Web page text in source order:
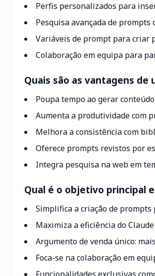
Perfis personalizados para
Pesquisa avançada de
Variáveis de prompt para criar
Colaboração em equipa para
Quais são as vantagens de
Poupa tempo ao gerar
Aumenta a produtividade com
Melhora a consistência com
Oferece prompts revistos por
Integra pesquisa na web em
Qual é o objetivo principal
Simplifica a criação de prompts
Maximiza a eficiência do
Argumento de venda único:
Foca-se na colaboração em